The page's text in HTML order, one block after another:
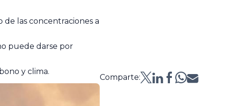
las concentraciones a
puede darse por
y clima.
Comparte: